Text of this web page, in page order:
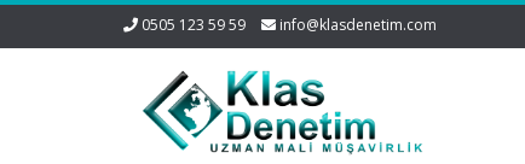
0505 123 59 59 info@klasdenetim.com